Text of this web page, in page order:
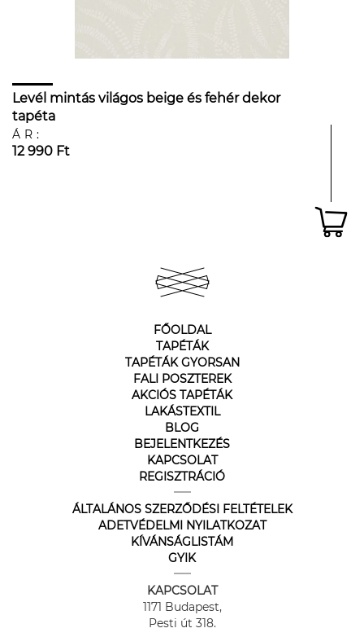
Levél mintás világos beige és fehér dekor
tapéta
ÁR:
12 990 Ft
FŐOLDAL
TAPÉTÁK
TAPÉTÁK GYORSAN
FALI POSZTEREK
AKCIÓS TAPÉTÁK
LAKÁSTEXTIL
BLOG
BEJELENTKEZÉS
KAPCSOLAT
REGISZTRÁCIÓ
ÁLTALÁNOS SZERZŐDÉSI FELTÉTELEK
ADETVÉDELMI NYILATKOZAT
KÍVÁNSÁGLISTÁM
GYIK
KAPCSOLAT
1171 Budapest,
Pesti út 318.